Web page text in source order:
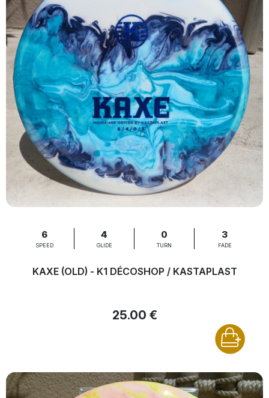
6
SPEED
4
GLIDE
0
TURN
3
FADE
KAXE (OLD) - K1 DÉCOSHOP / KASTAPLAST
25.00 €